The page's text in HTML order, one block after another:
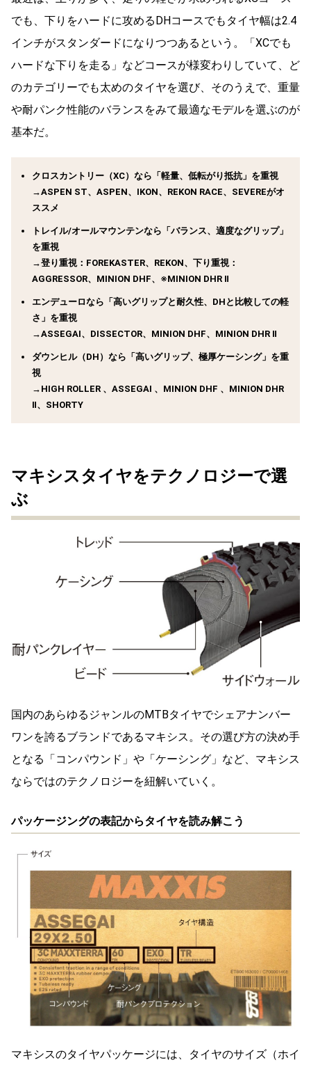
でも、下りをハードに攻めるDHコースでもタイヤ幅は2.4
インチがスタンダードになりつつあるという。「XCでも
ハードな下りを走る」などコースが様変わりしていて、ど
のカテゴリーでも太めのタイヤを選び、そのうえで、重量
や耐パンク性能のバランスをみて最適なモデルを選ぶのが
基本だ。
クロスカントリー（XC）なら「軽量、低転がり抵抗」を重視
→ASPEN ST、ASPEN、IKON、REKON RACE、SEVEREがオ
ススメ
トレイル/オールマウンテンなら「バランス、適度なグリップ」
を重視
→登り重視：FOREKASTER、REKON、下り重視：
AGGRESSOR、MINION DHF、※MINION DHR Ⅱ
エンデューロなら「高いグリップと耐久性、DHと比較しての軽
さ」を重視
→ASSEGAI、DISSECTOR、MINION DHF、MINION DHR Ⅱ
ダウンヒル（DH）なら「高いグリップ、極厚ケーシング」を重
視
→HIGH ROLLER 、ASSEGAI 、MINION DHF 、MINION DHR
Ⅱ、SHORTY
マキシスタイヤをテクノロジーで選
ぶ
国内のあらゆるジャンルのMTBタイヤでシェアナンバー
ワンを誇るブランドであるマキシス。その選び方の決め手
となる「コンパウンド」や「ケーシング」など、マキシス
ならではのテクノロジーを紐解いていく。
パッケージングの表記からタイヤを読み解こう
マキシスのタイヤパッケージには、タイヤのサイズ（ホイ